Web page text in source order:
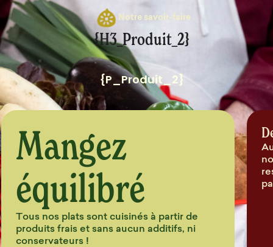
Notre savoir-faire
{H3_Produit_2}
{P_Produit_2}
Mangez
équilibré
Tous nos plats sont cuisinés à partir de
produits frais et sans aucun additifs, ni
conservateurs !